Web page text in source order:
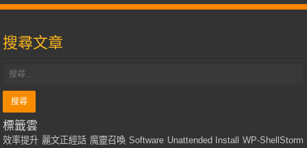
搜尋文章
標籤雲
效率提升 麗文正經話 魔靈召喚 Software Unattended Install
WP-ShellStorm